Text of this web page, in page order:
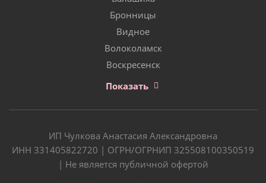
Бронницы
Видное
Волоколамск
Воскресенск
Показать
ИП Чулкова Анастасия Александровна
ИНН 331405822720 | ОГРН/ОГРНИП 325508100350519
| Не является публичной офертой